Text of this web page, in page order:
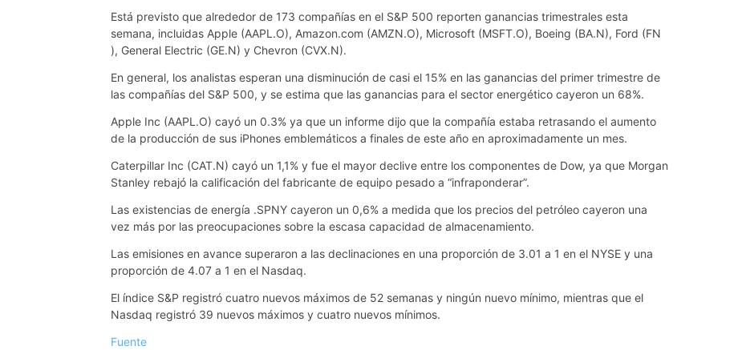
Está previsto que alrededor de 173 compañías en el S&P 500 reporten ganancias trimestrales esta
semana, incluidas Apple (AAPL.O), Amazon.com (AMZN.O), Microsoft (MSFT.O), Boeing (BA.N), Ford (FN
), General Electric (GE.N) y Chevron (CVX.N).
En general, los analistas esperan una disminución de casi el 15% en las ganancias del primer trimestre de
las compañías del S&P 500, y se estima que las ganancias para el sector energético cayeron un 68%.
Apple Inc (AAPL.O) cayó un 0.3% ya que un informe dijo que la compañía estaba retrasando el aumento
de la producción de sus iPhones emblemáticos a finales de este año en aproximadamente un mes.
Caterpillar Inc (CAT.N) cayó un 1,1% y fue el mayor declive entre los componentes de Dow, ya que Morgan
Stanley rebajó la calificación del fabricante de equipo pesado a “infraponderar”.
Las existencias de energía .SPNY cayeron un 0,6% a medida que los precios del petróleo cayeron una
vez más por las preocupaciones sobre la escasa capacidad de almacenamiento.
Las emisiones en avance superaron a las declinaciones en una proporción de 3.01 a 1 en el NYSE y una
proporción de 4.07 a 1 en el Nasdaq.
El índice S&P registró cuatro nuevos máximos de 52 semanas y ningún nuevo mínimo, mientras que el
Nasdaq registró 39 nuevos máximos y cuatro nuevos mínimos.
Fuente